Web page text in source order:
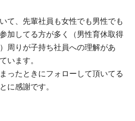
て、先輩社員も女性でも男性でも
加してる方が多く（男性育休取得
周りが子持ち社員への理解があ
います。
ったときにフォローして頂いてる
に感謝です。